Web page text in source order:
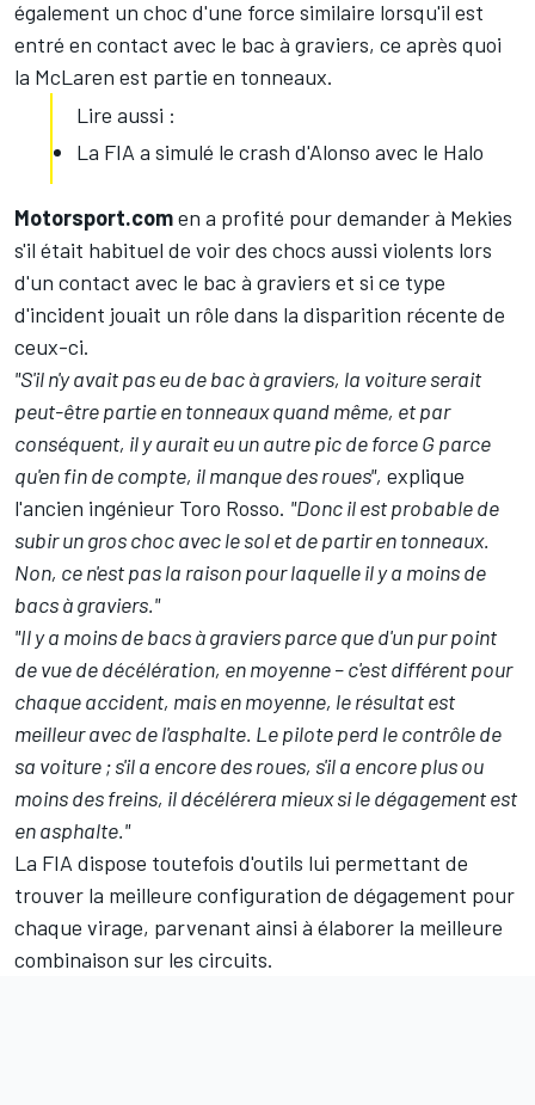
également un choc d'une force similaire lorsqu'il est
entré en contact avec le bac à graviers, ce après quoi
la McLaren est partie en tonneaux.
Lire aussi :
La FIA a simulé le crash d'Alonso avec le Halo
Motorsport.comen a profité pour demander à Mekies
s'il était habituel de voir des chocs aussi violents lors
d'un contact avec le bac à graviers et si ce type
d'incident jouait un rôle dans la disparition récente de
ceux-ci.
"S'il n'y avait pas eu de bac à graviers, la voiture serait
peut-être partie en tonneaux quand même, et par
conséquent, il y aurait eu un autre pic de force G parce
qu'en fin de compte, il manque des roues", explique
l'ancien ingénieur Toro Rosso. "Donc il est probable de
subir un gros choc avec le sol et de partir en tonneaux.
Non, ce n'est pas la raison pour laquelle il y a moins de
bacs à graviers."
"Il y a moins de bacs à graviers parce que d'un pur point
de vue de décélération, en moyenne – c'est différent pour
chaque accident, mais en moyenne, le résultat est
meilleur avec de l'asphalte. Le pilote perd le contrôle de
sa voiture ; s'il a encore des roues, s'il a encore plus ou
moins des freins, il décélérera mieux si le dégagement est
en asphalte."
La FIA dispose toutefois d'outils lui permettant de
trouver la meilleure configuration de dégagement pour
chaque virage, parvenant ainsi à élaborer la meilleure
combinaison sur les circuits.